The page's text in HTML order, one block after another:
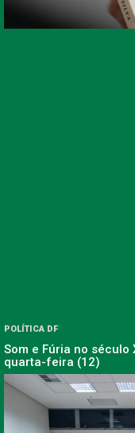
POLÍTICA DF
Som e Fúria no
quarta-feira (12)